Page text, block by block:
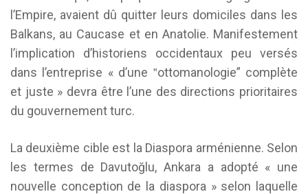
l’Empire, avaient dû quitter leurs domiciles dans les
Balkans, au Caucase et en Anatolie. Manifestement
l’implication d’historiens occidentaux peu versés
dans l’entreprise « d’une ‟ottomanologie” complète
et juste » devra être l’une des directions prioritaires
du gouvernement turc.
La deuxième cible est la Diaspora arménienne. Selon
les termes de Davutoğlu, Ankara a adopté « une
nouvelle conception de la diaspora » selon laquelle